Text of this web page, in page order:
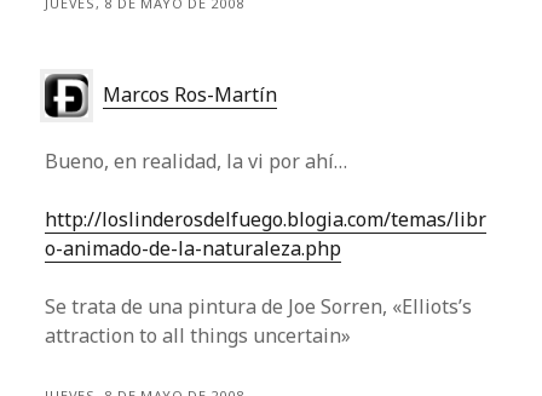
Marcos Ros-Martín
Bueno, en realidad, la vi por ahí…
http://loslinderosdelfuego.blogia.com/temas/libr
o-animado-de-la-naturaleza.php
Se trata de una pintura de Joe Sorren, «Elliots’s
attraction to all things uncertain»